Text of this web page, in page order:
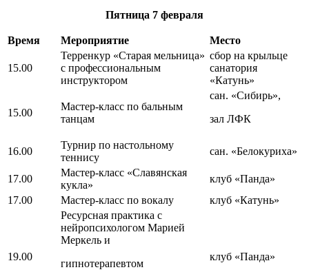
Пятница 7 февраля
Время Мероприятие Место
15.00
Терренкур «Старая мельница»
с профессиональным
инструктором
сбор на крыльце
санатория
«Катунь»
15.00
Мастер-класс по бальным
танцам
сан. «Сибирь»,
зал ЛФК
16.00
Турнир по настольному
теннису
сан. «Белокуриха»
17.00
Мастер-класс «Славянская
кукла»
клуб «Панда»
17.00
Мастер-класс по вокалу клуб «Катунь»
19.00
Ресурсная практика с
нейропсихологом Марией
Меркель и
гипнотерапевтом
клуб «Панда»